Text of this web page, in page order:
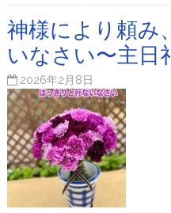
神様により頼み
いなさい〜主日
2026年2月8日